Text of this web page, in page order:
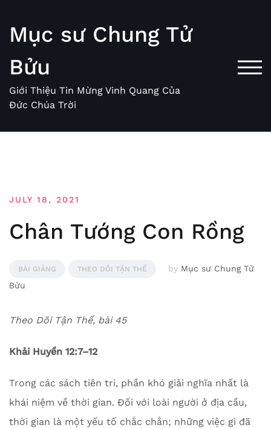
content
Mục sư Chung Tử
Bửu
Giới Thiệu Tin Mừng Vinh Quang Của
Đức Chúa Trời
JULY 18, 2021
Chân Tướng Con Rồng
BÀI GIẢNG THEO DÕI TẬN THẾ by Mục sư Chung Tử
Bửu
Theo Dõi Tận Thế, bài 45
Khải Huyền 12:7–12
Trong các sách tiên tri, phần khó giải nghĩa nhất là
khái niệm về thời gian. Đối với loài người ở địa cầu,
thời gian là một yếu tố chắc chắn; những việc gì đã